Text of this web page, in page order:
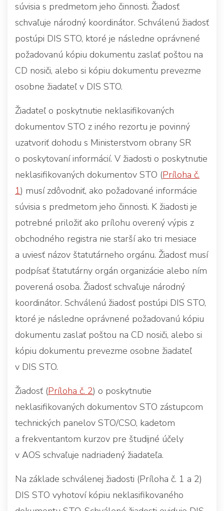
súvisia s predmetom jeho činnosti. Žiadosť
schvaľuje národný koordinátor. Schválenú žiadosť
postúpi DIS STO, ktoré je následne oprávnené
požadovanú kópiu dokumentu zaslať poštou na
CD nosiči, alebo si kópiu dokumentu prevezme
osobne žiadateľ v DIS STO.
Žiadateľ o poskytnutie neklasifikovaných
dokumentov STO z iného rezortu je povinný
uzatvoriť dohodu s Ministerstvom obrany SR
o poskytovaní informácií. V žiadosti o poskytnutie
neklasifikovaných dokumentov STO (Príloha č.
1) musí zdôvodniť, ako požadované informácie
súvisia s predmetom jeho činnosti. K žiadosti je
potrebné priložiť ako prílohu overený výpis z
obchodného registra nie starší ako tri mesiace
a uviesť názov štatutárneho orgánu. Žiadosť musí
podpísať štatutárny orgán organizácie alebo ním
poverená osoba. Žiadosť schvaľuje národný
koordinátor. Schválenú žiadosť postúpi DIS STO,
ktoré je následne oprávnené požadovanú kópiu
dokumentu zaslať poštou na CD nosiči, alebo si
kópiu dokumentu prevezme osobne žiadateľ
v DIS STO.
Žiadosť (Príloha č. 2) o poskytnutie
neklasifikovaných dokumentov STO zástupcom
technických panelov STO/CSO, kadetom
a frekventantom kurzov pre študijné účely
v AOS schvaľuje nadriadený žiadateľa.
Na základe schválenej žiadosti (Príloha č. 1 a 2)
DIS STO vyhotoví kópiu neklasifikovaného